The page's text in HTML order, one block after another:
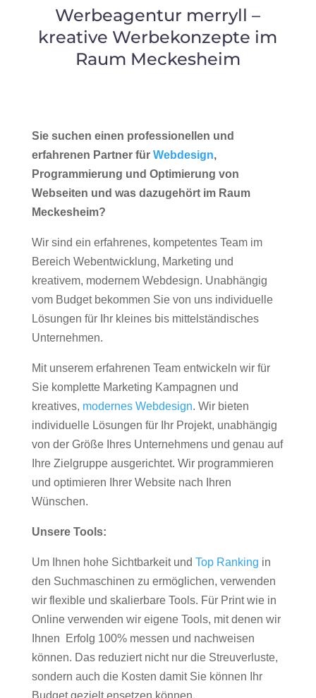
Werbeagentur merryll –
kreative Werbekonzepte im
Raum Meckesheim
Sie suchen einen professionellen und
erfahrenen Partner für Webdesign,
Programmierung und Optimierung von
Webseiten und was dazugehört im Raum
Meckesheim?
Wir sind ein erfahrenes, kompetentes Team im
Bereich Webentwicklung, Marketing und
kreativem, modernem Webdesign. Unabhängig
vom Budget bekommen Sie von uns individuelle
Lösungen für Ihr kleines bis mittelständisches
Unternehmen.
Mit unserem erfahrenen Team entwickeln wir für
Sie komplette Marketing Kampagnen und
kreatives, modernes Webdesign. Wir bieten
individuelle Lösungen für Ihr Projekt, unabhängig
von der Größe Ihres Unternehmens und genau auf
Ihre Zielgruppe ausgerichtet. Wir programmieren
und optimieren Ihrer Website nach Ihren
Wünschen.
Unsere Tools:
Um Ihnen hohe Sichtbarkeit und Top Ranking in
den Suchmaschinen zu ermöglichen, verwenden
wir flexible und skalierbare Tools. Für Print wie in
Online verwenden wir eigene Tools, mit denen wir
Ihnen Erfolg 100% messen und nachweisen
können. Das reduziert nicht nur die Streuverluste,
sondern auch die Kosten damit Sie können Ihr
Budget gezielt ensetzen können.